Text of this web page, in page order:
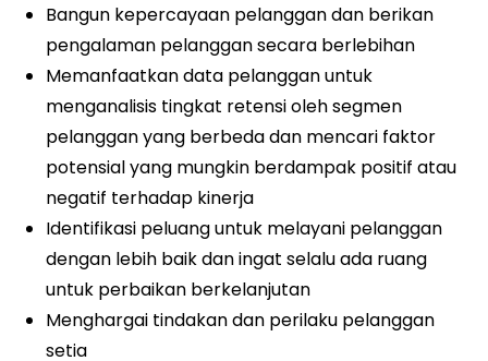
Bangun kepercayaan pelanggan dan berikan
pengalaman pelanggan secara berlebihan
Memanfaatkan data pelanggan untuk
menganalisis tingkat retensi oleh segmen
pelanggan yang berbeda dan mencari faktor
potensial yang mungkin berdampak positif atau
negatif terhadap kinerja
Identifikasi peluang untuk melayani pelanggan
dengan lebih baik dan ingat selalu ada ruang
untuk perbaikan berkelanjutan
Menghargai tindakan dan perilaku pelanggan
setia